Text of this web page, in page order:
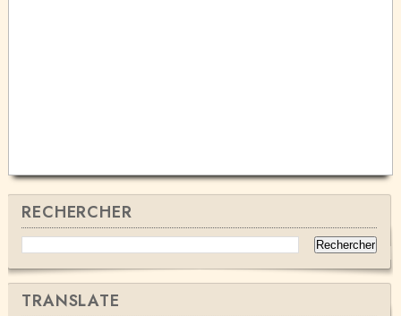
RECHERCHER
TRANSLATE